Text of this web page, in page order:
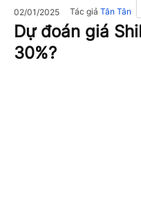
02/01/2025 Tác giả Tân Tân
Dự đoán giá
30%?